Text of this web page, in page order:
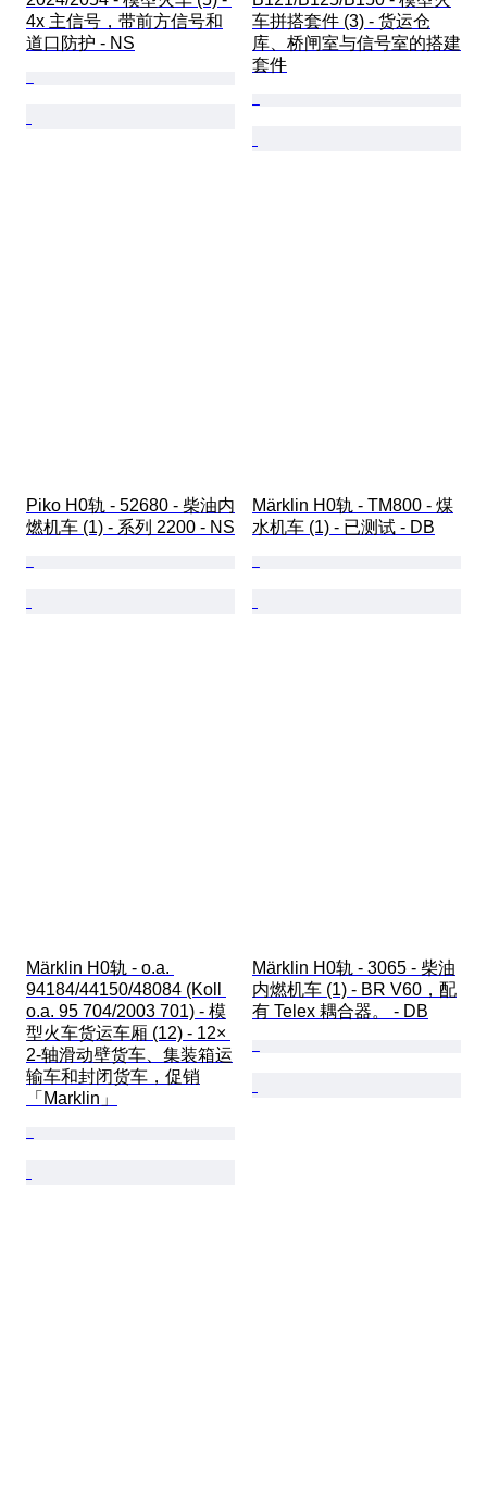
4x 主信号，带前方信号和
道口防护 - NS
车拼搭套件 (3) - 货运仓
库、桥闸室与信号室的搭建
套件
Piko H0轨 - 52680 - 柴油内
燃机车 (1) - 系列 2200 - NS
Märklin H0轨 - TM800 - 煤
水机车 (1) - 已测试 - DB
Märklin H0轨 - o.a.
94184/44150/48084 (Koll
o.a. 95 704/2003 701) - 模
型火车货运车厢 (12) - 12×
2-轴滑动壁货车、集装箱运
输车和封闭货车，促销
「Marklin」
Märklin H0轨 - 3065 - 柴油
内燃机车 (1) - BR V60，配
有 Telex 耦合器。 - DB